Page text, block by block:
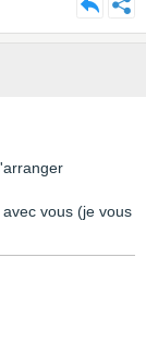
vous (je vous